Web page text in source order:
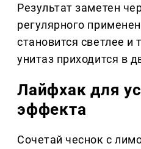
Результат заметен
регулярного
становится светлее и
унитаз приходится в
Лайфхак для
эффекта
Сочетай чеснок с